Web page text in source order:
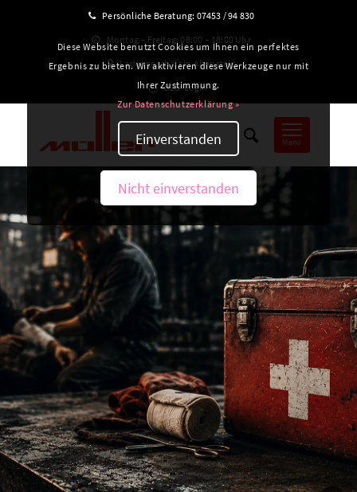
Persönliche Beratung: 07453 / 94 830
Montag – Freitag: 08:00 – 18:00 Uhr
Ladengeschäft in Altensteig
B2B-Login
Menü
Diese Website benutzt Cookies um Ihnen ein perfektes
Ergebnis zu bieten. Wir aktivieren diese Werkzeuge nur mit
Ihrer Zustimmung.
Zur Datenschutzerklärung »
Einverstanden
Nicht einverstanden